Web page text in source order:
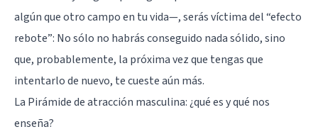
algún que otro campo en tu vida—, serás víctima del “efecto
rebote”: No sólo no habrás conseguido nada sólido, sino
que, probablemente, la próxima vez que tengas que
intentarlo de nuevo, te cueste aún más.
La Pirámide de atracción masculina: ¿qué es y qué nos
enseña?